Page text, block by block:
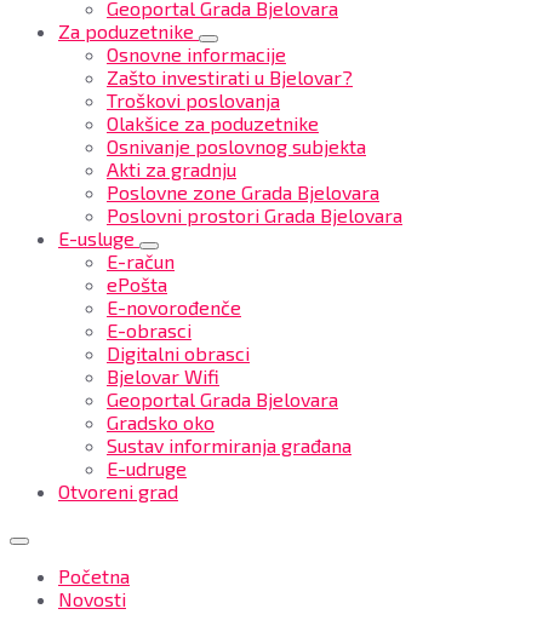
Geoportal Grada Bjelovara
Za poduzetnike
Osnovne informacije
Zašto investirati u Bjelovar?
Troškovi poslovanja
Olakšice za poduzetnike
Osnivanje poslovnog subjekta
Akti za gradnju
Poslovne zone Grada Bjelovara
Poslovni prostori Grada Bjelovara
E-usluge
E-račun
ePošta
E-novorođenče
E-obrasci
Digitalni obrasci
Bjelovar Wifi
Geoportal Grada Bjelovara
Gradsko oko
Sustav informiranja građana
E-udruge
Otvoreni grad
Početna
Novosti